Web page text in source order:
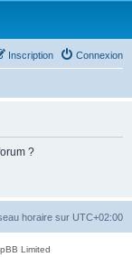
Connexion
Inscription
?
horaire sur UTC+02:00
Limited